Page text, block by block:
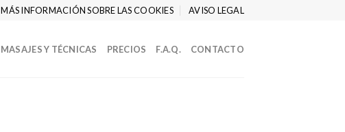
MÁS INFORMACIÓN SOBRE LAS COOKIES AVISO LEGAL
MASAJES Y TÉCNICAS PRECIOS F.A.Q. CONTACTO